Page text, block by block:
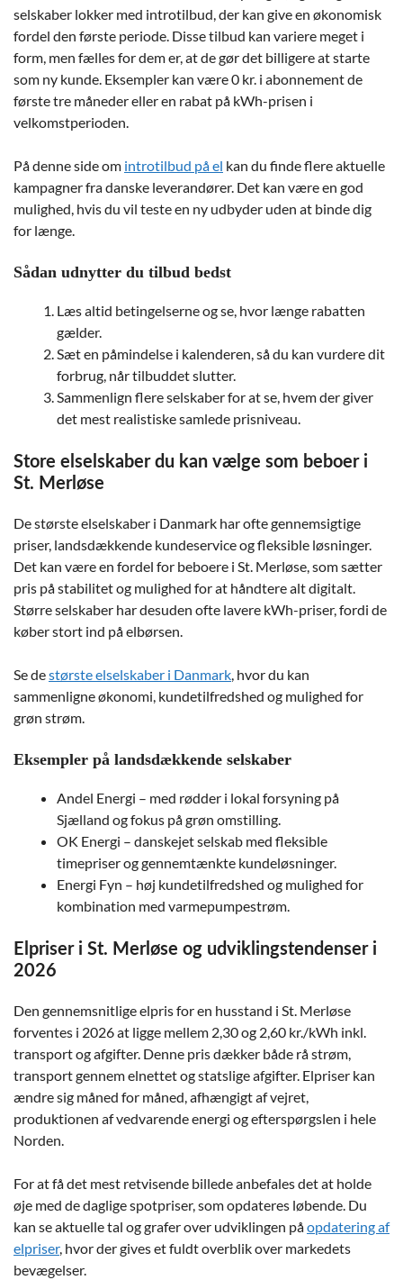
selskaber lokker med introtilbud, der kan give en økonomisk
fordel den første periode. Disse tilbud kan variere meget i
form, men fælles for dem er, at de gør det billigere at starte
som ny kunde. Eksempler kan være 0 kr. i abonnement de
første tre måneder eller en rabat på kWh-prisen i
velkomstperioden.
På denne side om introtilbud på el kan du finde flere aktuelle
kampagner fra danske leverandører. Det kan være en god
mulighed, hvis du vil teste en ny udbyder uden at binde dig
for længe.
Sådan udnytter du tilbud bedst
Læs altid betingelserne og se, hvor længe rabatten
gælder.
Sæt en påmindelse i kalenderen, så du kan vurdere dit
forbrug, når tilbuddet slutter.
Sammenlign flere selskaber for at se, hvem der giver
det mest realistiske samlede prisniveau.
Store elselskaber du kan vælge som beboer i
St. Merløse
De største elselskaber i Danmark har ofte gennemsigtige
priser, landsdækkende kundeservice og fleksible løsninger.
Det kan være en fordel for beboere i St. Merløse, som sætter
pris på stabilitet og mulighed for at håndtere alt digitalt.
Større selskaber har desuden ofte lavere kWh-priser, fordi de
køber stort ind på elbørsen.
Se destørste elselskaber i Danmark, hvor du kan
sammenligne økonomi, kundetilfredshed og mulighed for
grøn strøm.
Eksempler på landsdækkende selskaber
Andel Energi – med rødder i lokal forsyning på
Sjælland og fokus på grøn omstilling.
OK Energi – danskejet selskab med fleksible
timepriser og gennemtænkte kundeløsninger.
Energi Fyn – høj kundetilfredshed og mulighed for
kombination med varmepumpestrøm.
Elpriser i St. Merløse og udviklingstendenser i
2026
Den gennemsnitlige elpris for en husstand i St. Merløse
forventes i 2026 at ligge mellem 2,30 og 2,60 kr./kWh inkl.
transport og afgifter. Denne pris dækker både rå strøm,
transport gennem elnettet og statslige afgifter. Elpriser kan
ændre sig måned for måned, afhængigt af vejret,
produktionen af vedvarende energi og efterspørgslen i hele
Norden.
For at få det mest retvisende billede anbefales det at holde
øje med de daglige spotpriser, som opdateres løbende. Du
kan se aktuelle tal og grafer over udviklingen påopdatering af
elpriser, hvor der gives et fuldt overblik over markedets
bevægelser.